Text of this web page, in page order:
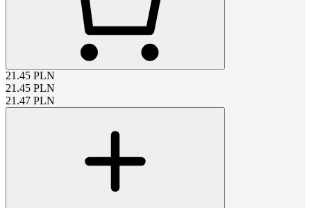
21.45 PLN
21.45 PLN
21.47 PLN